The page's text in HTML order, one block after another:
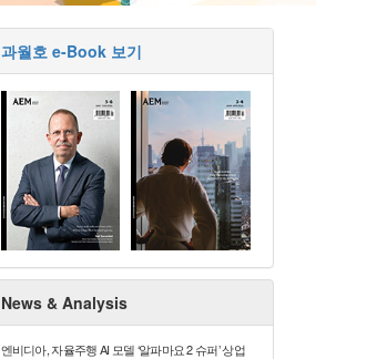
과월호 e-Book 보기
News & Analysis
엔비디아, 자율주행 AI 모델 ‘알파마요 2 슈퍼’ 상업